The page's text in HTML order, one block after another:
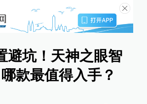
避坑！天神之眼智
款最值得入手？